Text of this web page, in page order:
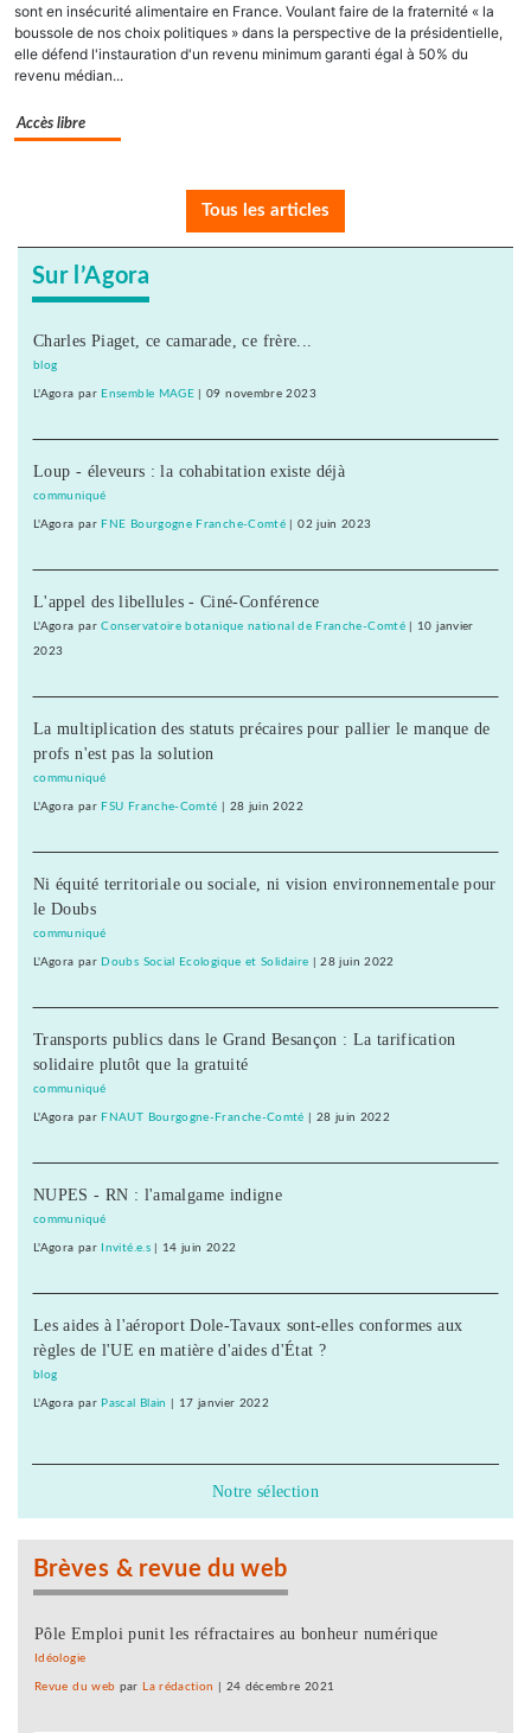
sont en insécurité alimentaire en France. Voulant faire de la fraternité « la
boussole de nos choix politiques » dans la perspective de la présidentielle,
elle défend l'instauration d'un revenu minimum garanti égal à 50% du
revenu médian...
Accès libre
Tous les articles
Sur l’Agora
Charles Piaget, ce camarade, ce frère...
blog
L'Agora par Ensemble MAGE |09 novembre 2023
Loup - éleveurs : la cohabitation existe déjà
communiqué
L'Agora par FNE Bourgogne Franche-Comté |02 juin 2023
L'appel des libellules - Ciné-Conférence
L'Agora parConservatoire botanique national de Franche-Comté| 10 janvier
2023
La multiplication des statuts précaires pour pallier le manque de
profs n'est pas la solution
communiqué
L'Agora par FSU Franche-Comté 28 juin 2022
Ni équité territoriale ou sociale, ni vision environnementale pour
le Doubs
communiqué
L'Agora par Doubs Social Ecologique et Solidaire |28 juin 2022
Transports publics dans le Grand Besançon : La tarification
solidaire plutôt que la gratuité
communiqué
L'Agora par FNAUT Bourgogne-Franche-Comté 28 juin 2022
NUPES - RN : l'amalgame indigne
communiqué
L'Agora par Invité.e.s| 14 juin 2022
Les aides à l'aéroport Dole-Tavaux sont-elles conformes aux
règles de l'UE en matière d'aides d'État ?
blog
L'Agora par Pascal Blain 17 janvier 2022
Notre sélection
Brèves & revue du web
Pôle Emploi punit les réfractaires au bonheur numérique
Idéologie
Revue du web par La rédaction 24 décembre 2021